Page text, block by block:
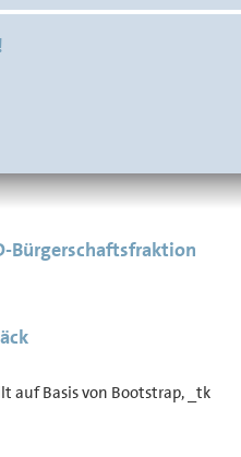
Bürgerschaftsfraktion
auf Basis von Bootstrap, _tk